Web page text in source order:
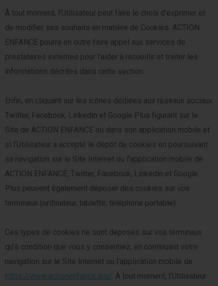
À tout moment, l’Utilisateur peut faire le choix d’exprimer et
de modifier ses souhaits en matière de Cookies. ACTION
ENFANCE pourra en outre faire appel aux services de
prestataires externes pour l’aider à recueillir et traiter les
informations décrites dans cette section.
Enfin, en cliquant sur les icônes dédiées aux réseaux sociaux
Twitter, Facebook, Linkedin et Google Plus figurant sur le
Site de ACTION ENFANCE ou dans son application mobile et
si l’Utilisateur a accepté le dépôt de cookies en poursuivant
sa navigation sur le Site Internet ou l’application mobile de
ACTION ENFANCE, Twitter, Facebook, Linkedin et Google
Plus peuvent également déposer des cookies sur vos
terminaux (ordinateur, tablette, téléphone portable).
Ces types de cookies ne sont déposés sur vos terminaux
qu’à condition que vous y consentiez, en continuant votre
navigation sur le Site Internet ou l’application mobile de
https://www.actionenfance.org/ . À tout moment, l’Utilisateur